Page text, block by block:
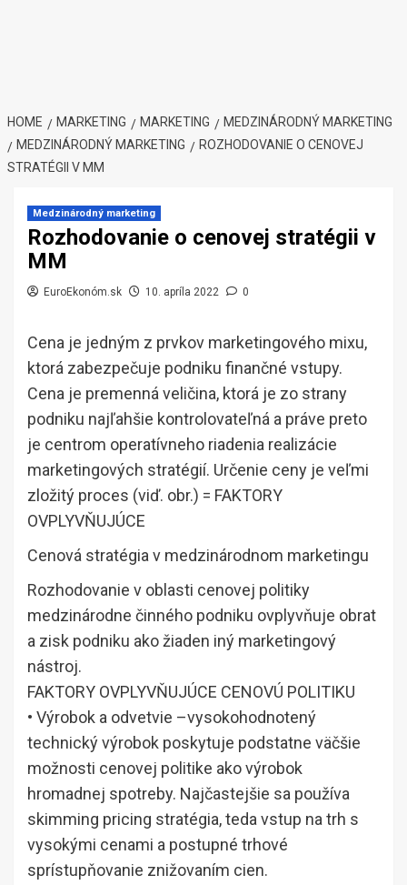
HOME MARKETING MARKETING
MEDZINÁRODNÝ MARKETING
MEDZINÁRODNÝ MARKETING
ROZHODOVANIE O CENOVEJ
STRATÉGII V MM
Medzinárodný marketing
Rozhodovanie o cenovej stratégii v
MM
EuroEkonóm.sk 10. apríla 2022 0
Cena je jedným z prvkov marketingového mixu,
ktorá zabezpečuje podniku finančné vstupy.
Cena je premenná veličina, ktorá je zo strany
podniku najľahšie kontrolovateľná a práve preto
je centrom operatívneho riadenia realizácie
marketingových stratégií. Určenie ceny je veľmi
zložitý proces (viď. obr.) = FAKTORY
OVPLYVŇUJÚCE
Cenová stratégia v medzinárodnom marketingu
Rozhodovanie v oblasti cenovej politiky
medzinárodne činného podniku ovplyvňuje obrat
a zisk podniku ako žiaden iný marketingový
nástroj.
FAKTORY OVPLYVŇUJÚCE CENOVÚ POLITIKU
• Výrobok a odvetvie –vysokohodnotený
technický výrobok poskytuje podstatne väčšie
možnosti cenovej politike ako výrobok
hromadnej spotreby. Najčastejšie sa používa
skimming pricing stratégia, teda vstup na trh s
vysokými cenami a postupné trhové
sprístupňovanie znižovaním cien.